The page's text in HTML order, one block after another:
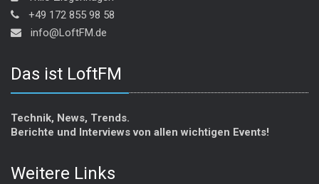
+49 172 855 98 58
info@LoftFM.de
Das ist LoftFM
Technik, News, Trends.
Berichte und Interviews von allen wichtigen Events!
Weitere Links